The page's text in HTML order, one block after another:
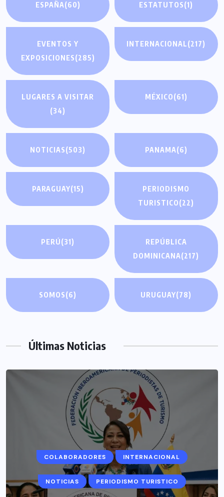
ESPAÑA(60) ESTATUTOS(1)
EVENTOS Y
EXPOSICIONES(285)
INTERNACIONAL(217)
LUGARES A VISITAR
(34)
MÉXICO(61)
NOTICIAS(503) PANAMA(6)
PARAGUAY(15)
PERIODISMO
TURISTICO(22)
PERÚ(31)
REPÚBLICA
DOMINICANA(217)
SOMOS(6) URUGUAY(78)
Últimas Noticias
COLABORADORES INTERNACIONAL
NOTICIAS PERIODISMO TURISTICO